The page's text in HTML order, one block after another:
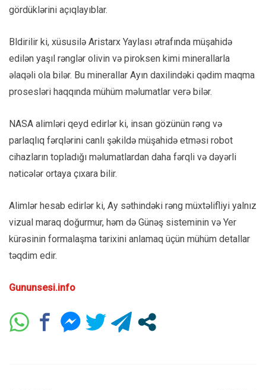
gördüklərini açıqlayıblar.
Bldirilir ki, xüsusilə Aristarx Yaylası ətrafında müşahidə
edilən yaşıl rənglər olivin və piroksen kimi minerallarla
əlaqəli ola bilər. Bu minerallar Ayın daxilindəki qədim maqma
prosesləri haqqında mühüm məlumatlar verə bilər.
NASA alimləri qeyd edirlər ki, insan gözünün rəng və
parlaqlıq fərqlərini canlı şəkildə müşahidə etməsi robot
cihazların topladığı məlumatlardan daha fərqli və dəyərli
nəticələr ortaya çıxara bilir.
Alimlər hesab edirlər ki, Ay səthindəki rəng müxtəlifliyi yalnız
vizual maraq doğurmur, həm də Günəş sisteminin və Yer
kürəsinin formalaşma tarixini anlamaq üçün mühüm detallar
təqdim edir.
Gununsesi.info